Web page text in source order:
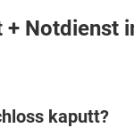
Notdienst
kaputt?